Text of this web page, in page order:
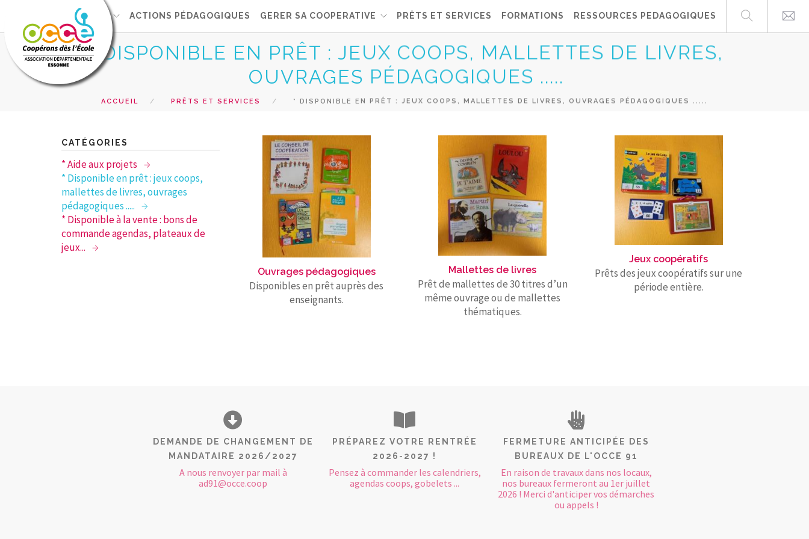
L'OCCE 91 ACTIONS PÉDAGOGIQUES GERER SA COOPERATIVE PRÊTS ET SERVICES FORMATIONS RESSOURCES PEDAGOGIQUES
* DISPONIBLE EN PRÊT : JEUX COOPS, MALLETTES DE LIVRES,
OUVRAGES PÉDAGOGIQUES .....
ACCUEIL PRÊTS ET SERVICES * DISPONIBLE EN PRÊT : JEUX COOPS, MALLETTES DE LIVRES, OUVRAGES PÉDAGOGIQUES .....
CATÉGORIES
* Aide aux projets
* Disponible en prêt : jeux coops,
mallettes de livres, ouvrages
pédagogiques .....
* Disponible à la vente : bons de
commande agendas, plateaux de
jeux...
Ouvrages pédagogiques
Disponibles en prêt auprès des
enseignants.
Mallettes de livres
Prêt de mallettes de 30 titres d’un
même ouvrage ou de mallettes
thématiques.
Jeux coopératifs
Prêts des jeux coopératifs sur une
période entière.
DEMANDE DE CHANGEMENT DE
MANDATAIRE 2026/2027
A nous renvoyer par mail à
ad91@occe.coop
PRÉPAREZ VOTRE RENTRÉE
2026-2027 !
Pensez à commander les calendriers,
agendas coops, gobelets ...
FERMETURE ANTICIPÉE DES
BUREAUX DE L'OCCE 91
En raison de travaux dans nos locaux,
nos bureaux fermeront au 1er juillet
2026 ! Merci d'anticiper vos démarches
ou appels !